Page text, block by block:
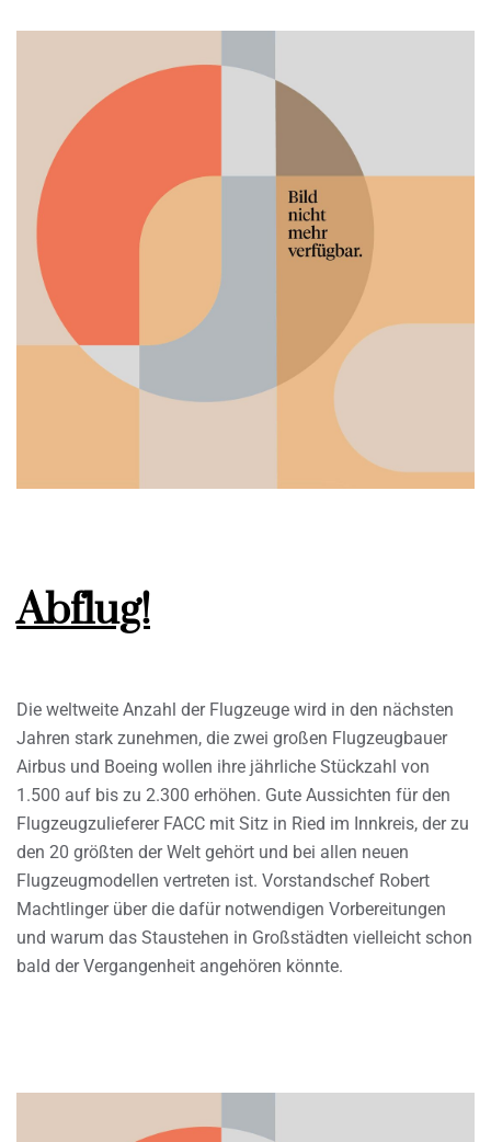
Abflug!
Die weltweite Anzahl der Flugzeuge wird in den nächsten
Jahren stark zunehmen, die zwei großen Flugzeugbauer
Airbus und Boeing wollen ihre jährliche Stückzahl von
1.500 auf bis zu 2.300 erhöhen. Gute Aussichten für den
Flugzeugzulieferer FACC mit Sitz in Ried im Innkreis, der zu
den 20 größten der Welt gehört und bei allen neuen
Flugzeugmodellen vertreten ist. Vorstandschef Robert
Machtlinger über die dafür notwendigen Vorbereitungen
und warum das Staustehen in Großstädten vielleicht schon
bald der Vergangenheit angehören könnte.